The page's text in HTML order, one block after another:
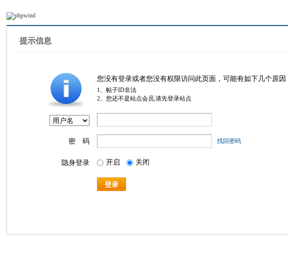
提示信息
您没有登录或者您没有权限访问此页面，可能有如下几个原因
1、帖子ID非法
2、您还不是站点会员,请先登录站点
密 码 找回密码
隐身登录 开启 关闭
登录